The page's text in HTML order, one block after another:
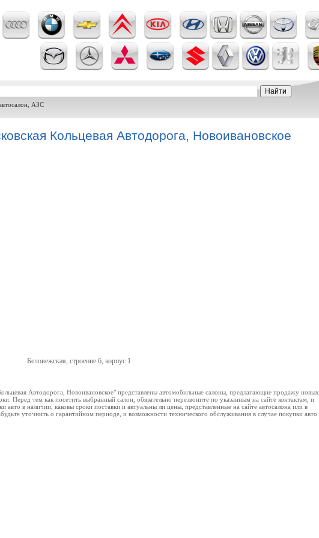
АЗС
Кольцевая Автодорога, Новоивановское
Беловежская, строение 6, корпус 1
Автодорога, Новоивановское" представлены автомобильные салоны, предлагающие продажу новых
Перед тем как посетить выбранный салон, обязательно перезвоните по указанным на сайте контактам, и
авто в наличии, каковы сроки поставки и актуальны ли цены, представленные на сайте автосалона или в
уточнить о гарантийном периоде, и возможности технического обслуживания в случае покупки авто